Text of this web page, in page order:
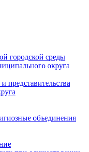
городской среды
округа
представительства
объединения